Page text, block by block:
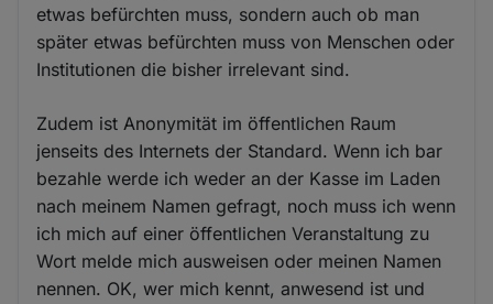
etwas befürchten muss, sondern auch ob man
später etwas befürchten muss von Menschen oder
Institutionen die bisher irrelevant sind.
Zudem ist Anonymität im öffentlichen Raum
jenseits des Internets der Standard. Wenn ich bar
bezahle werde ich weder an der Kasse im Laden
nach meinem Namen gefragt, noch muss ich wenn
ich mich auf einer öffentlichen Veranstaltung zu
Wort melde mich ausweisen oder meinen Namen
nennen. OK, wer mich kennt, anwesend ist und